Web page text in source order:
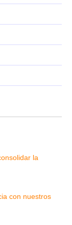
la
con nuestros